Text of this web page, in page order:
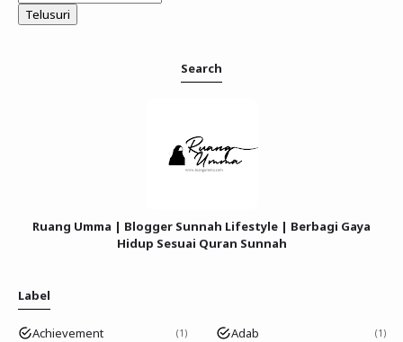
Search
Ruang Umma | Blogger Sunnah Lifestyle | Berbagi Gaya
Hidup Sesuai Quran Sunnah
Label
Achievement 1 Adab 1